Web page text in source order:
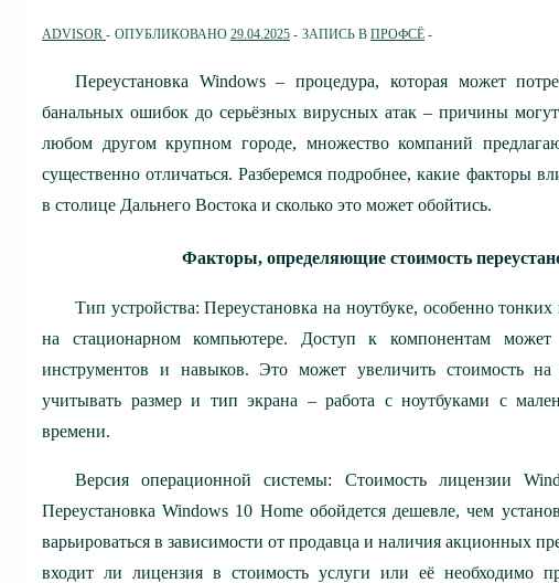
ADVISOR ОПУБЛИКОВАНО 29.04.2025 ЗАПИСЬ В ПРОФСЁ
Переустановка Windows – процедура, которая может
банальных ошибок до серьёзных вирусных атак – причины
любом другом крупном городе, множество компаний
существенно отличаться. Разберемся подробнее, какие факторы
в столице Дальнего Востока и сколько это может обойтись.
Факторы, определяющие стоимость
Тип устройства: Переустановка на ноутбуке, особенно
на стационарном компьютере. Доступ к компонентам может
инструментов и навыков. Это может увеличить стоимость
учитывать размер и тип экрана – работа с ноутбуками с
времени.
Версия операционной системы: Стоимость лицензии
Переустановка Windows 10 Home обойдется дешевле, чем
варьироваться в зависимости от продавца и наличия акционных
входит ли лицензия в стоимость услуги или её необходимо